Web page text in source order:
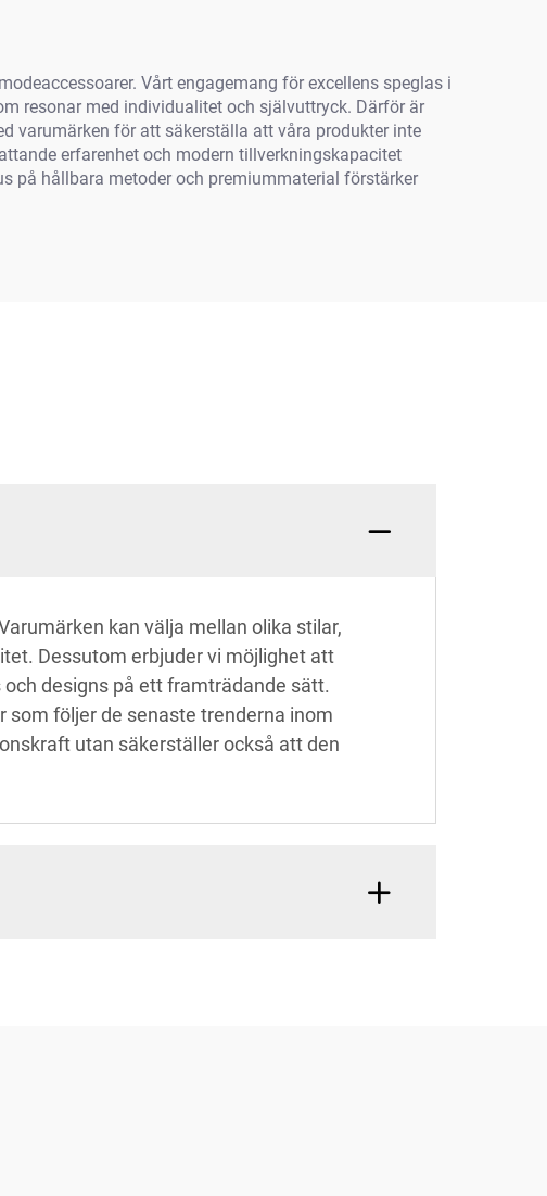
Vårt engagemang för excellens speglas i
resonar med individualitet och självuttryck. Därför är
varumärken för att säkerställa att våra produkter inte
erfarenhet och modern tillverkningskapacitet
på hållbara metoder och premiummaterial förstärker
kan välja mellan olika stilar,
Dessutom erbjuder vi möjlighet att
designs på ett framträdande sätt.
följer de senaste trenderna inom
utan säkerställer också att den